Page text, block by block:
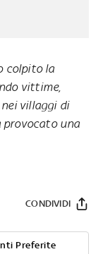
colpito la
vittime,
villaggi di
provocato una
Preferite
CONDIVIDI